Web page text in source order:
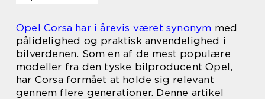
Opel Corsa har i årevis været synonym med
pålidelighed og praktisk anvendelighed i
bilverdenen. Som en af de mest populære
modeller fra den tyske bilproducent Opel,
har Corsa formået at holde sig relevant
gennem flere generationer. Denne artikel